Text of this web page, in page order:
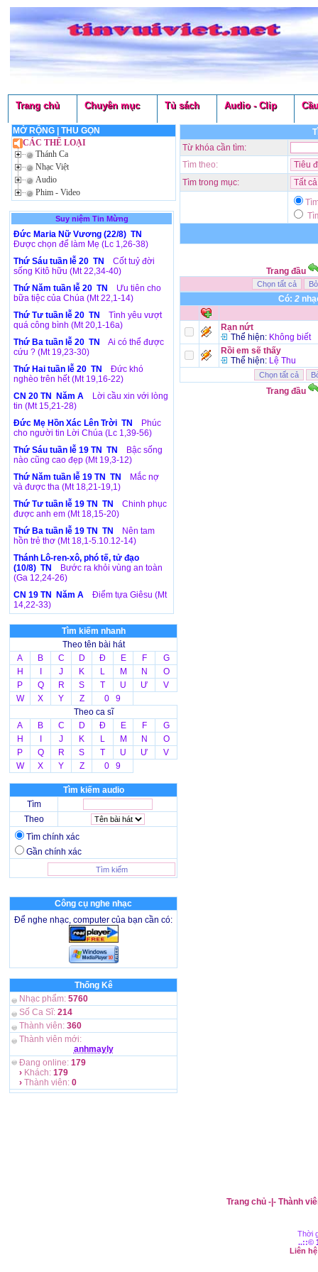
Trang chủ Chuyên mục Tủ sách Audio - Clip
MỞ RỘNG| THU GỌN
CÁC THỂ LOẠI
Thánh Ca
Nhạc Việt
Audio
Phim - Video
Suy niệm Tin Mừng
Đức Maria Nữ Vương (22/8) TN
Được chọn để làm Mẹ (Lc 1,26-38)
Thứ Sáu tuần lễ 20 TN
Cốt tuỷ đời
sống Kitô hữu (Mt 22,34-40)
Thứ Năm tuần lễ 20 TN
Ưu tiên cho
bữa tiệc của Chúa (Mt 22,1-14)
Thứ Tư tuần lễ 20 TN
Tình yêu vượt
quá công bình (Mt 20,1-16a)
Thứ Ba tuần lễ 20 TN
Ai có thể được
cứu ? (Mt 19,23-30)
Thứ Hai tuần lễ 20 TN
Đức khó
nghèo trên hết (Mt 19,16-22)
CN 20 TN Năm A
Lời cầu xin với lòng
tin (Mt 15,21-28)
Đức Mẹ Hồn Xác Lên Trời TN
Phúc
cho người tin Lời Chúa (Lc 1,39-56)
Thứ Sáu tuần lễ 19 TN TN
Bậc sống
nào cũng cao đẹp (Mt 19,3-12)
Thứ Năm tuần lễ 19 TN TN
Mắc nợ
và được tha (Mt 18,21-19,1)
Thứ Tư tuần lễ 19 TN TN
Chinh phục
được anh em (Mt 18,15-20)
Thứ Ba tuần lễ 19 TN TN
Nên tam
hồn trẻ thơ (Mt 18,1-5.10.12-14)
Thánh Lô-ren-xô, phó tế, tử đạo
(10/8) TN
Bước ra khỏi vùng an toàn
(Ga 12,24-26)
CN 19 TN Năm A
Điểm tựa Giêsu (Mt
14,22-33)
Tìm kiếm nhanh
Theo tên bài hát
A
B C D Đ E F
G
H
J K L M N
O
P
Q R S T U Ư
V
W
X Y Z
0 9
Theo ca sĩ
A
B C D Đ E F
G
H
J K L M N
O
P
Q R S T U Ư
V
W
X Y Z 0 9
Tìm kiếm audio
Tìm
Theo
Tìm chính xác
Gần chính xác
Công cụ nghe nhạc
Để nghe nhạc, computer của bạn cần có:
Thống Kê
Nhạc phẩm: 5760
Số Ca Sĩ: 214
Thành viên: 360
Thành viên mới:
anhmayly
Đang online: 179
› Khách: 179
› Thành viên: 0
Từ khóa cần tìm:
Tìm theo:
Tìm trong mục:
Trang đầu
Có: 2
Rạn nứt
Thể hiện: Không biết
Rồi em sẽ thấy
Thể hiện: Lệ Thu
Trang đầu
Trang chủ-|- Thành
Thời
..::©
Liên